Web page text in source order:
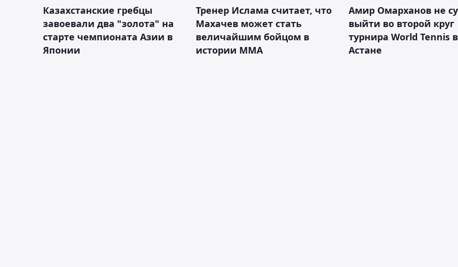
Казахстанские гребцы
завоевали два "золота" на
старте чемпионата Азии в
Японии
Тренер Ислама считает, что
Махачев может стать
величайшим бойцом в
истории ММА
Амир Омарханов не
выйти во второй круг
турнира World Tennis в
Астане